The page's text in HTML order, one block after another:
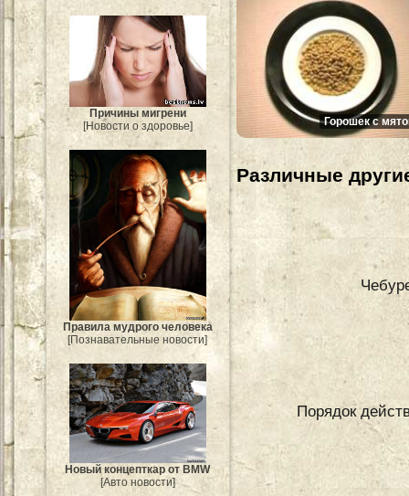
Причины мигрени
[Новости о здоровье]
Правила мудрого человека
[Познавательные новости]
Новый концепткар от BMW
[Авто новости]
Горошек с
Различные
Порядок